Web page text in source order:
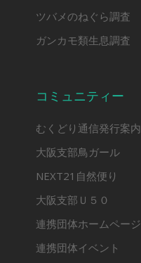
ツバメのねぐら調査
ガンカモ類生息調査
コミュニティー
むくどり通信発行案内
大阪支部鳥ガール
NEXT21自然便り
大阪支部Ｕ５０
連携団体ホームページ
連携団体イベント